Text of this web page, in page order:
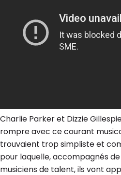
Charlie Parker et Dizzie
rompre avec ce courant musical
trouvaient trop simpliste et
pour laquelle, accompagnés
musiciens de talent, ils vont